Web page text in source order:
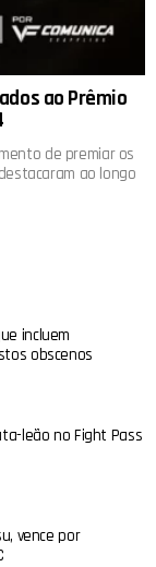
ao Prêmio
de premiar os
ao longo
incluem
obscenos
leão no Fight Pass
vence por